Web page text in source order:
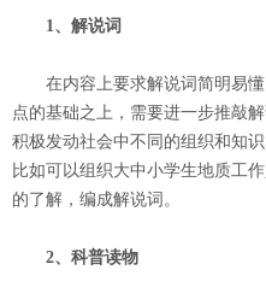
1、解说词
在内容上要求解说词简明易懂
点的基础之上，需要进一步推敲
积极发动社会中不同的组织和知
比如可以组织大中小学生地质工
的了解，编成解说词。
2、科普读物